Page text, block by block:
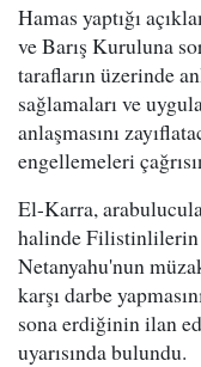
Hamas yaptığı
ve Barış Kuruluna
tarafların üzerinde
sağlamaları ve
anlaşmasını
engellemeleri
El-Karra,
halinde Filistinlilerin
Netanyahu'nun
karşı darbe
sona erdiğinin ilan
uyarısında bulundu.